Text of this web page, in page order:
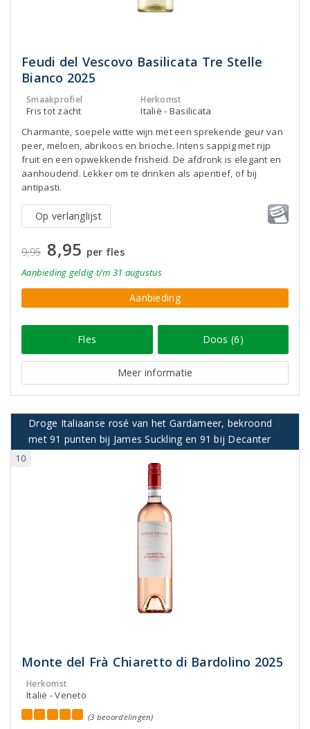
Feudi del Vescovo Basilicata Tre Stelle
Bianco 2025
Smaakprofiel
Fris tot zacht
Herkomst
Italië - Basilicata
Charmante, soepele witte wijn met een sprekende geur van
peer, meloen, abrikoos en brioche. Intens sappig met rijp
fruit en een opwekkende frisheid. De afdronk is elegant en
aanhoudend. Lekker om te drinken als aperitief, of bij
antipasti.
Op verlanglijst
9,95 8,95 per fles
Aanbieding geldig t/m 31 augustus
Aanbieding
Fles Doos (6)
Meer informatie
Droge Italiaanse rosé van het Gardameer, bekroond
met 91 punten bij James Suckling en 91 bij Decanter
10
Monte del Frà Chiaretto di Bardolino 2025
Herkomst
Italië - Veneto
(3 beoordelingen)